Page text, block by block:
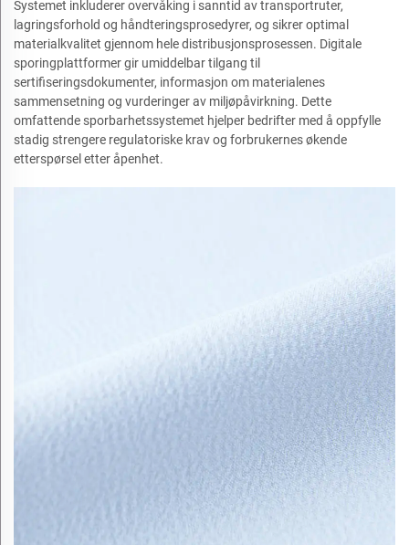
Systemet inkluderer overvåking i sanntid av transportruter,
lagringsforhold og håndteringsprosedyrer, og sikrer optimal
materialkvalitet gjennom hele distribusjonsprosessen. Digitale
sporingplattformer gir umiddelbar tilgang til
sertifiseringsdokumenter, informasjon om materialenes
sammensetning og vurderinger av miljøpåvirkning. Dette
omfattende sporbarhetssystemet hjelper bedrifter med å oppfylle
stadig strengere regulatoriske krav og forbrukernes økende
etterspørsel etter åpenhet.